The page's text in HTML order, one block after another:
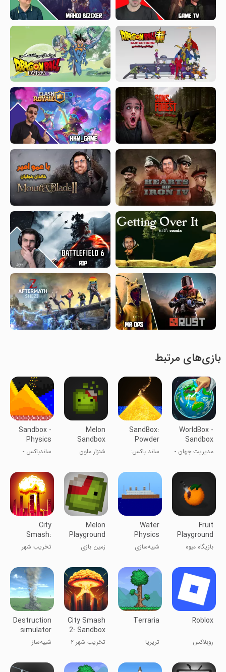
بازی‌های مرتبط
WorldBox -
Sandbox
Simulator
مدیریت جهان -
SandBox:
Powder
Simulator
ساند باکس:
Melon
Sandbox
شنزار ملون
Sandbox -
Physics
Simulator
ساندباکس -
Fruit
Playground
بازیگاه میوه
Water
Physics
Simulation
شبیه‌سازی
Melon
Playground
زمین بازی
City
Smash:
Sandbox
Simulator
تخریب شهر
Roblox
روبلاکس
Terraria
تریریا
City Smash
2: Sandbox
Game
تخریب شهر ۲
Destruction
simulator
sandbox
شبیه‌ساز
سندباکس